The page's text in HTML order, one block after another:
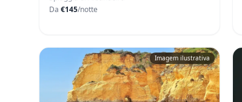
Da €145/notte
Imagem ilustrativa